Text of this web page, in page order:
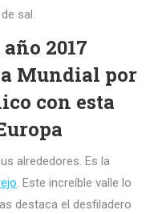
sal.
2017
Mundial por
con esta
alrededores. Es la
. Este increíble valle lo
destaca el desfiladero